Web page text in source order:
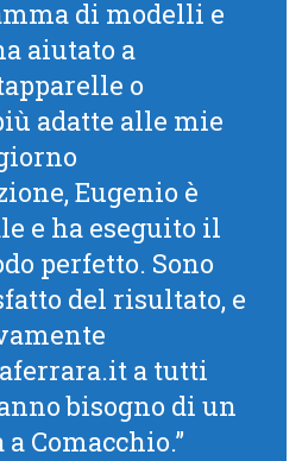
di modelli e
aiutato a
o
adatte alle mie
Eugenio è
e ha eseguito il
perfetto. Sono
del risultato, e
a tutti
bisogno di un
Comacchio.”